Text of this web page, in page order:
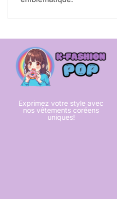
Exprimez votre style avec
nos vêtements coréens
uniques!